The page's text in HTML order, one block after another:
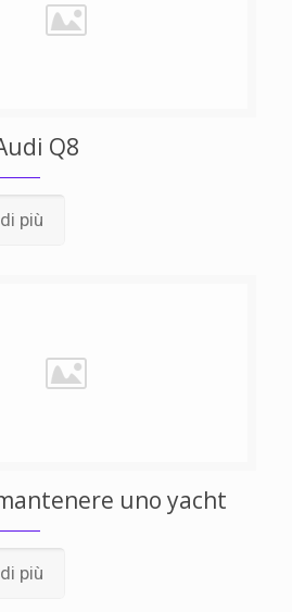
Q8
più
uno yacht
più